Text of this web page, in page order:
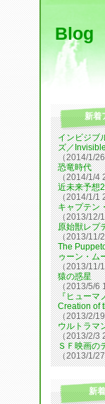
Blog
新着
インビジブ
ズ／
（2014/1/
恐竜時代
（2014/1/4
近未来予想
（2014/1/1
キャプテン
（2013/12/
原始獣レプ
（2013/11/
The
ゥーン・ム
（2013/11/
猿の惑星
（2013/5/6
『ヒューマ
Creation of
（2013/2/
ウルトラマ
（2013/2/3
ＳＦ映画の
（2013/1/
新